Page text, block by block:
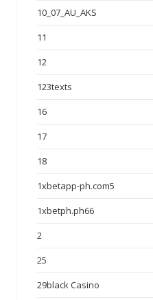
10_07_AU_AKS
11
12
123texts
16
17
18
1xbetapp-ph.com5
1xbetph.ph66
2
25
29black Casino